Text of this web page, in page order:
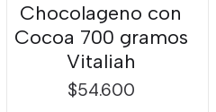
Chocolageno con
Cocoa 700 gramos
Vitaliah
$54.600